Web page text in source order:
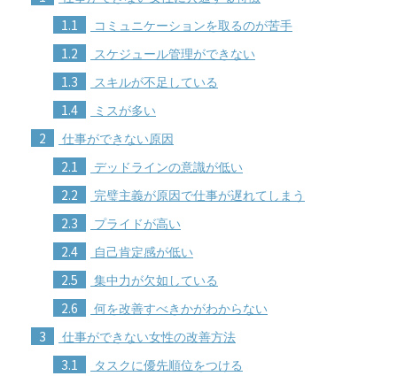
1.1 コミュニケーションを取るのが苦手
1.2 スケジュール管理ができない
1.3 スキルが不足している
1.4 ミスが多い
2 仕事ができない原因
2.1 デッドラインの意識が低い
2.2 完璧主義が原因で仕事が遅れてしまう
2.3 プライドが高い
2.4 自己肯定感が低い
2.5 集中力が欠如している
2.6 何を改善すべきかがわからない
3 仕事ができない女性の改善方法
3.1 タスクに優先順位をつける